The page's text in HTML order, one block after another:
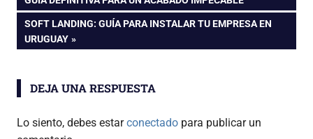
de
entradas
ENTRADA
SIGUIENTE:
SOFT LANDING: GUÍA PARA INSTALAR TU EMPRESA EN
URUGUAY
DEJA UNA RESPUESTA
Lo siento, debes estarconectado para publicar un